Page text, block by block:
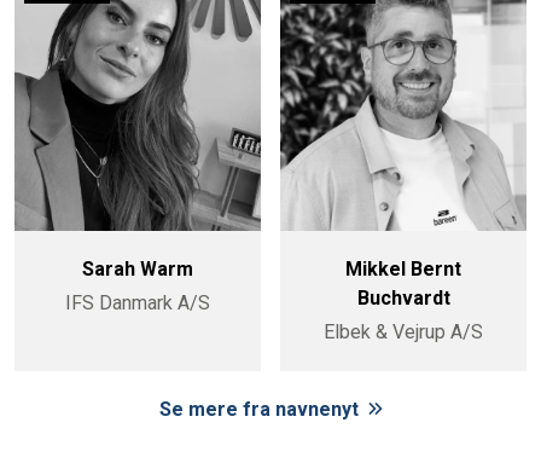
Sarah Warm
IFS Danmark A/S
Mikkel Bernt
Buchvardt
Elbek & Vejrup A/S
Se mere fra navnenyt